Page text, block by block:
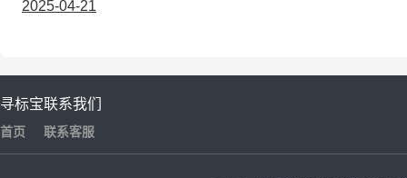
2025-04-21
寻标宝
首页
联系我们
联系客服